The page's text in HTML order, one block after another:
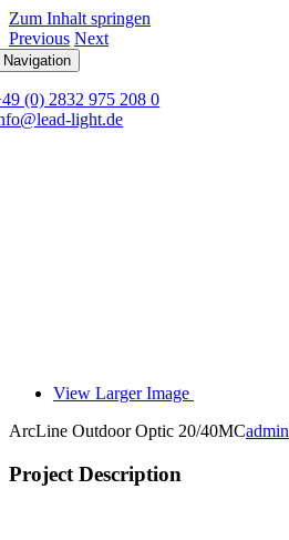
Zum Inhalt springen
Navigation
(0) 2832 975 208 0
light.de
Previous Next
View Larger Image
ArcLine Outdoor Optic 20/40MCadmin
Project Description